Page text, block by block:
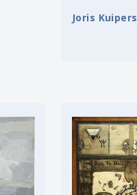
Joris Kuipers